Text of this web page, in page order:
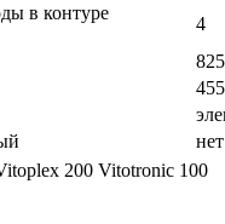
в контуре
4
455
нет
200 Vitotronic 100